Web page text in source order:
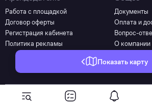
Показать карту
Работа с площадкой
Договор оферты
Регистрация кабинета
Политика рекламы
Документы
Оплата и
Вопрос-
О компании